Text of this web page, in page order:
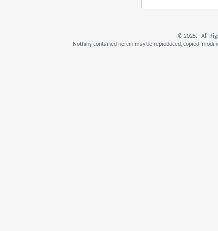
© 2025. All
Nothing contained herein may be reproduced, copied,